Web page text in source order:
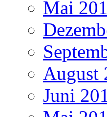
Mai
August
Juni